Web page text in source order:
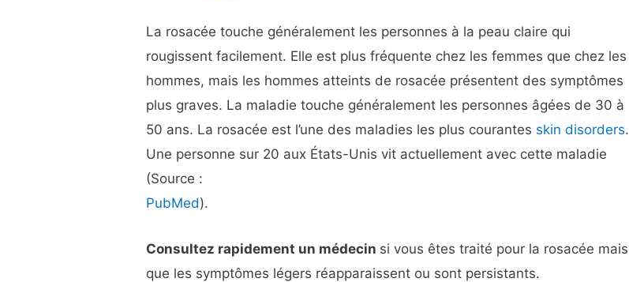
La rosacée touche généralement les personnes à la peau claire qui
rougissent facilement. Elle est plus fréquente chez les femmes que chez les
hommes, mais les hommes atteints de rosacée présentent des symptômes
plus graves. La maladie touche généralement les personnes âgées de 30 à
50 ans. La rosacée est l’une des maladies les plus courantes skin disorders.
Une personne sur 20 aux États-Unis vit actuellement avec cette maladie
(Source :
PubMed).
Consultez rapidement un médecin si vous êtes traité pour la rosacée mais
que les symptômes légers réapparaissent ou sont persistants.